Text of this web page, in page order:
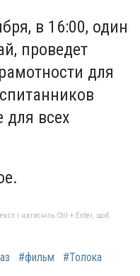
в 16:00, один
проведет
для
для всех
і натисніть Ctrl + Enter, щоб
#фильм #Толока